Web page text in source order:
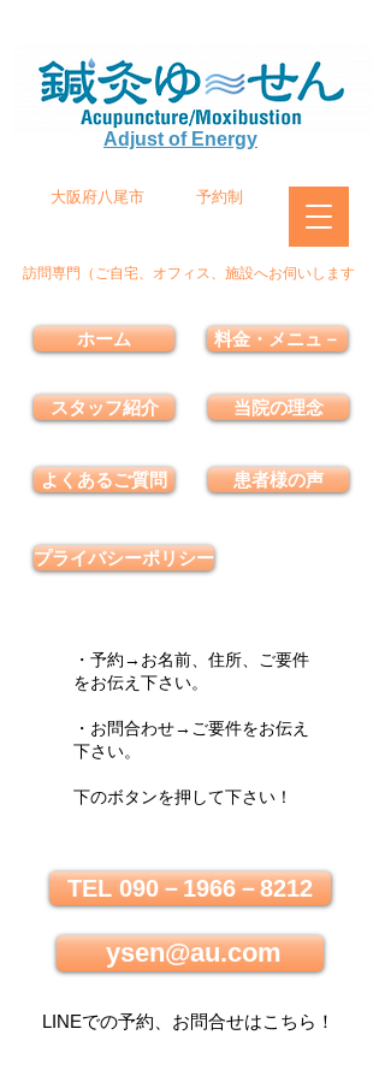
Adjust of Energy
大阪府八尾市 予約制
訪問専門（ご自宅、オフィス、施設へお伺いします
ホーム
スタッフ紹介
よくあるご質問
料金・メニュ－
当院の理念
患者様の声
プライバシーポリシー
・予約→お名前、住所、ご要件
をお伝え下さい。
・お問合わせ→ご要件をお伝え
下さい。
下のボタンを押して下さい！
TEL 090－1966－8212
ysen@au.com
LINEでの予約、お問合せはこちら ！